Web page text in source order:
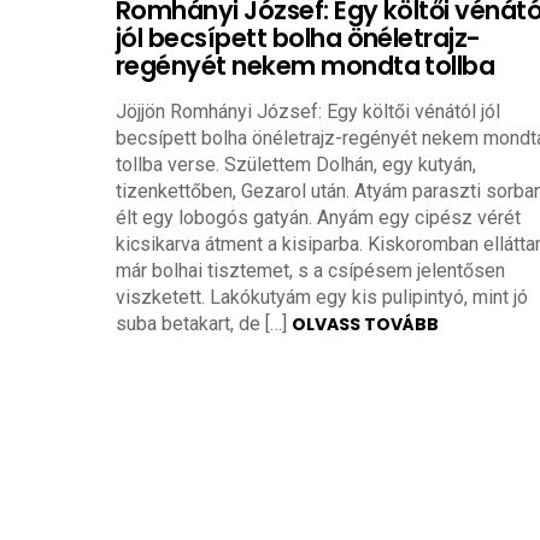
Romhányi József: Egy költői
jól becsípett bolha önéletrajz-
regényét nekem mondta tollba
Jöjjön Romhányi József: Egy költői vénától jól
becsípett bolha önéletrajz-regényét nekem
tollba verse. Születtem Dolhán, egy kutyán,
tizenkettőben, Gezarol után. Atyám paraszti
élt egy lobogós gatyán. Anyám egy cipész vérét
kicsikarva átment a kisiparba. Kiskoromban
már bolhai tisztemet, s a csípésem jelentősen
viszketett. Lakókutyám egy kis pulipintyó, mint jó
suba betakart, de […] OLVASS TOVÁBB